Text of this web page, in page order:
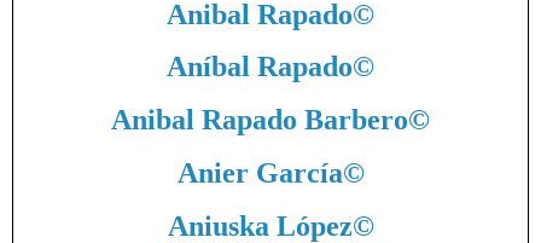
Anibal Rapado©
Aníbal Rapado©
Anibal Rapado Barbero©
Anier García©
Aniuska López©